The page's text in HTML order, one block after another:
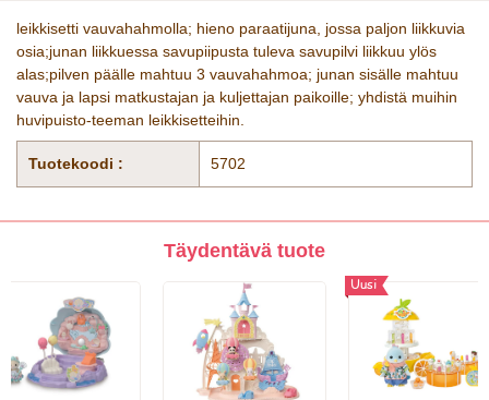
leikkisetti vauvahahmolla; hieno paraatijuna, jossa paljon liikkuvia
osia;junan liikkuessa savupiipusta tuleva savupilvi liikkuu ylös
alas;pilven päälle mahtuu 3 vauvahahmoa; junan sisälle mahtuu
vauva ja lapsi matkustajan ja kuljettajan paikoille; yhdistä muihin
huvipuisto-teeman leikkisetteihin.
Tuotekoodi : 5702
Täydentävä tuote
Uusi